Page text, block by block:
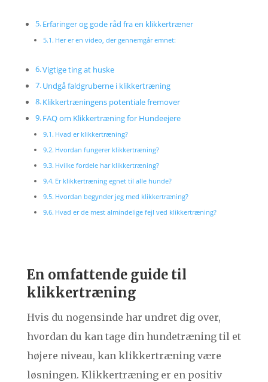
Erfaringer og gode råd fra en klikkertræner
Her er en video, der gennemgår emnet:
Vigtige ting at huske
Undgå faldgruberne i klikkertræning
Klikkertræningens potentiale fremover
FAQ om Klikkertræning for Hundeejere
Hvad er klikkertræning?
Hvordan fungerer klikkertræning?
Hvilke fordele har klikkertræning?
Er klikkertræning egnet til alle hunde?
Hvordan begynder jeg med klikkertræning?
Hvad er de mest almindelige fejl ved klikkertræning?
En omfattende guide til
klikkertræning
Hvis du nogensinde har undret dig over,
hvordan du kan tage din hundetræning til et
højere niveau, kan klikkertræning være
løsningen. Klikkertræning er en positiv